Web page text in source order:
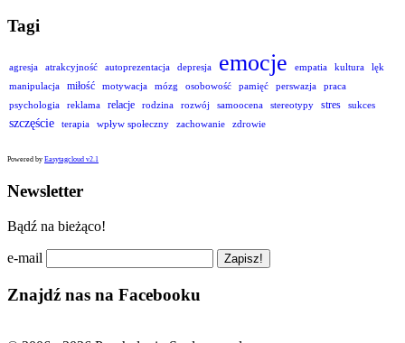
Tagi
agresja atrakcyjność autoprezentacja depresja emocje empatia kultura
lęk
manipulacja
miłość motywacja mózg osobowość pamięć perswazja
praca
psychologia
reklama relacje rodzina rozwój samoocena stereotypy stres sukces
szczęście terapia wpływ społeczny zachowanie zdrowie
Powered by Easytagcloud v2.1
Newsletter
Bądź na bieżąco!
e-mail
Znajdź nas na Facebooku